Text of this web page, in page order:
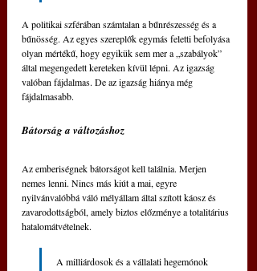
A politikai szférában számtalan a bűnrészesség és a
bűnösség. Az egyes szereplők egymás feletti befolyása
olyan mértékű, hogy egyikük sem mer a „szabályok”
által megengedett kereteken kívül lépni. Az igazság
valóban fájdalmas. De az igazság hiánya még
fájdalmasabb.
Bátorság a változáshoz
Az emberiségnek bátorságot kell találnia. Merjen
nemes lenni. Nincs más kiút a mai, egyre
nyilvánvalóbbá váló mélyállam által szított káosz és
zavarodottságból, amely biztos előzménye a totalitárius
hatalomátvételnek.
A milliárdosok és a vállalati hegemónok